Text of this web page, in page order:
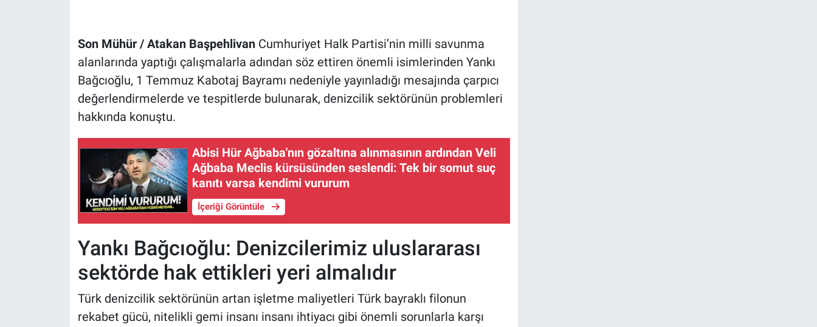
Son Mühür / Atakan Başpehlivan Cumhuriyet Halk Partisi’nin milli savunma
alanlarında yaptığı çalışmalarla adından söz ettiren önemli isimlerinden Yankı
Bağcıoğlu, 1 Temmuz Kabotaj Bayramı nedeniyle yayınladığı mesajında çarpıcı
değerlendirmelerde ve tespitlerde bulunarak, denizcilik sektörünün problemleri
hakkında konuştu.
Abisi Hür Ağbaba'nın gözaltına alınmasının ardından Veli
Ağbaba Meclis kürsüsünden seslendi: Tek bir somut suç
kanıtı varsa kendimi vururum
İçeriği Görüntüle
Yankı Bağcıoğlu: Denizcilerimiz uluslararası
sektörde hak ettikleri yeri almalıdır
Türk denizcilik sektörünün artan işletme maliyetleri Türk bayraklı filonun
rekabet gücü, nitelikli gemi insanı insanı ihtiyacı gibi önemli sorunlarla karşı